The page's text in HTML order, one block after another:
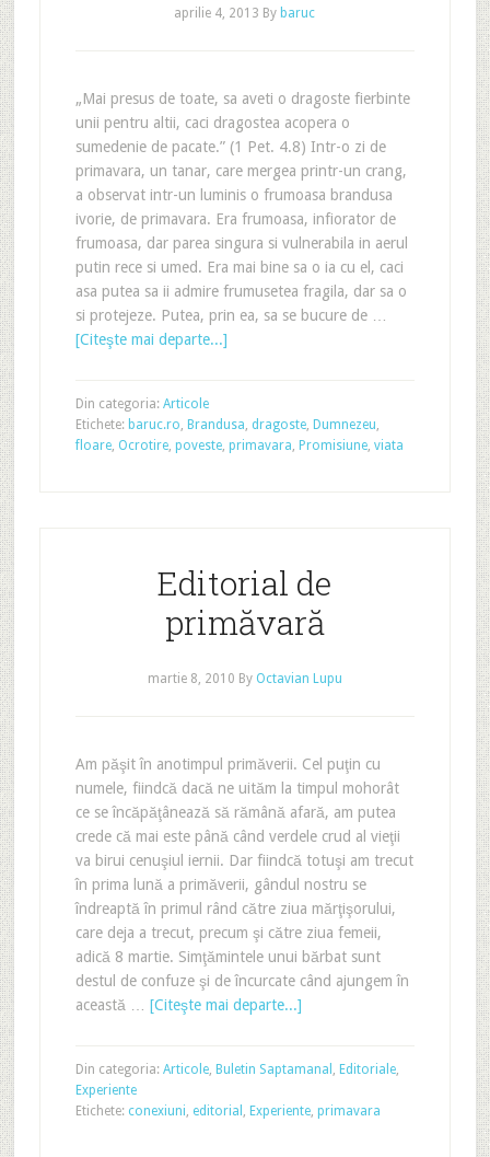
aprilie 4, 2013 By baruc
„Mai presus de toate, sa aveti o dragoste fierbinte
unii pentru altii, caci dragostea acopera o
sumedenie de pacate.” (1 Pet. 4.8) Intr-o zi de
primavara, un tanar, care mergea printr-un crang,
a observat intr-un luminis o frumoasa brandusa
ivorie, de primavara. Era frumoasa, infiorator de
frumoasa, dar parea singura si vulnerabila in aerul
putin rece si umed. Era mai bine sa o ia cu el, caci
asa putea sa ii admire frumusetea fragila, dar sa o
si protejeze. Putea, prin ea, sa se bucure de …
[Citeşte mai departe...]
Din categoria: Articole
Etichete: baruc.ro, Brandusa, dragoste, Dumnezeu,
floare, Ocrotire, poveste, primavara, Promisiune, viata
Editorial de
primăvară
martie 8, 2010 By Octavian Lupu
Am păşit în anotimpul primăverii. Cel puţin cu
numele, fiindcă dacă ne uităm la timpul mohorât
ce se încăpăţânează să rămână afară, am putea
crede că mai este până când verdele crud al vieţii
va birui cenuşiul iernii. Dar fiindcă totuşi am trecut
în prima lună a primăverii, gândul nostru se
îndreaptă în primul rând către ziua mărţişorului,
care deja a trecut, precum şi către ziua femeii,
adică 8 martie. Simţămintele unui bărbat sunt
destul de confuze şi de încurcate când ajungem în
această … [Citeşte mai departe...]
Din categoria: Articole, Buletin Saptamanal , Editoriale,
Experiente
Etichete: conexiuni, editorial , Experiente, primavara